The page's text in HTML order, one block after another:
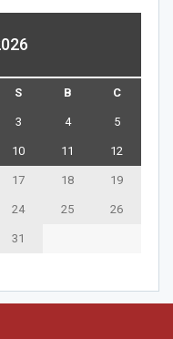
S B C
3 4 5
10 11 12
17 18 19
24 25 26
31